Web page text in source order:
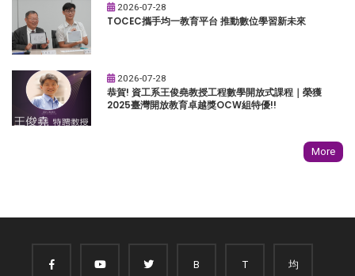
2026-07-28
TOCEC攜手均一教育平台 推動數位學習新未來
2026-07-28
恭賀! 資工系王俊堯教授工程數學開放式課程｜榮獲
2025臺灣開放教育卓越獎OCW組特優!!
More
B T 均